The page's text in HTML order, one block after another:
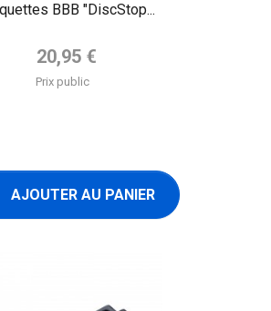
BBB "DiscStop...
Prix de base
20,95 €
Prix public
AJOUTER AU PANIER